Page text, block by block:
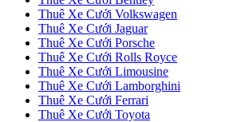
Thuê Xe Cưới Volkswagen
Thuê Xe Cưới Jaguar
Thuê Xe Cưới Porsche
Thuê Xe Cưới Rolls Royce
Thuê Xe Cưới Limousine
Thuê Xe Cưới Lamborghini
Thuê Xe Cưới Ferrari
Thuê Xe Cưới Toyota